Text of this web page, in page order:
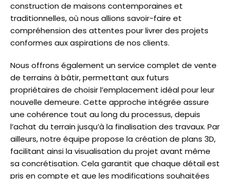
construction de maisons contemporaines et
traditionnelles, où nous allions savoir-faire et
compréhension des attentes pour livrer des projets
conformes aux aspirations de nos clients.
Nous offrons également un service complet de vente
de terrains à bâtir, permettant aux futurs
propriétaires de choisir l’emplacement idéal pour leur
nouvelle demeure. Cette approche intégrée assure
une cohérence tout au long du processus, depuis
l’achat du terrain jusqu’à la finalisation des travaux. Par
ailleurs, notre équipe propose la création de plans 3D,
facilitant ainsi la visualisation du projet avant même
sa concrétisation. Cela garantit que chaque détail est
pris en compte et que les modifications souhaitées